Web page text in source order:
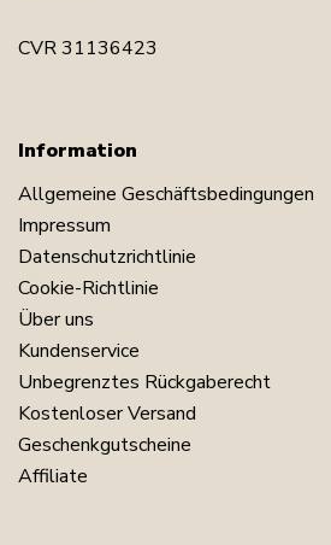
CVR 31136423
Information
Allgemeine Geschäftsbedingungen
Impressum
Datenschutzrichtlinie
Cookie-Richtlinie
Über uns
Kundenservice
Unbegrenztes Rückgaberecht
Kostenloser Versand
Geschenkgutscheine
Affiliate